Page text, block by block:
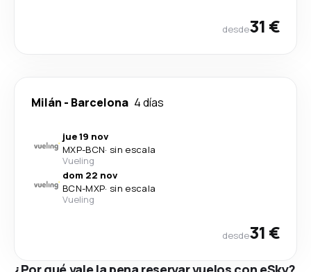
desde31 €
Milán - Barcelona 4 días
jue 19 nov
MXP-BCN· sin escala
Vueling
dom 22 nov
BCN-MXP· sin escala
Vueling
desde31 €